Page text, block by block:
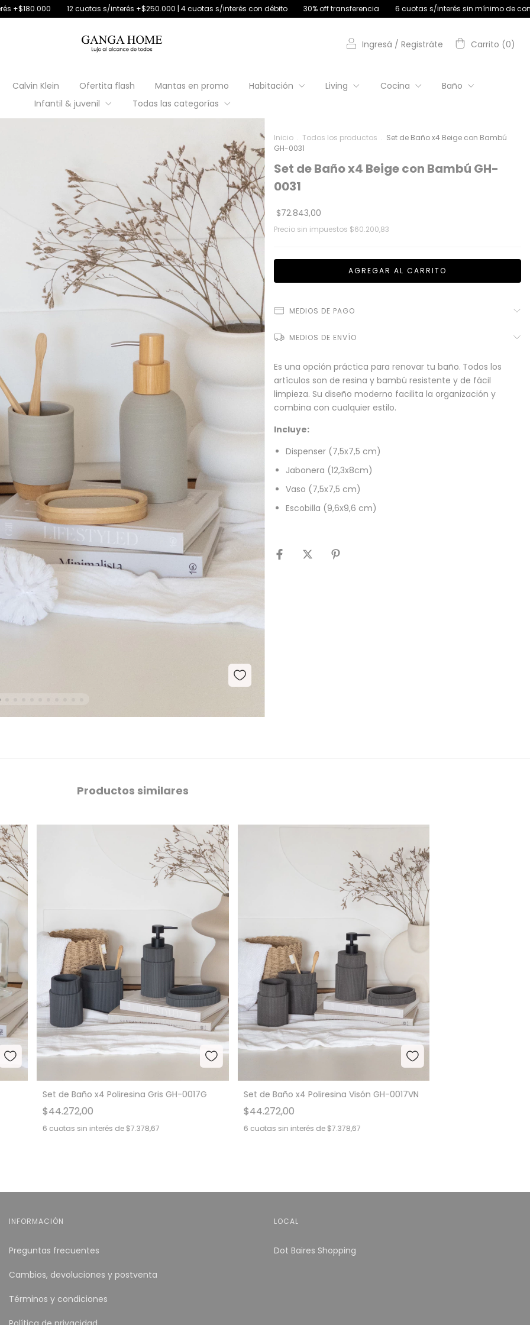
cuotas s/interés +$250.000 | 4 cuotas s/interés con débito 30% off transferencia 6 cuotas s/interés sin mínimo de compra | 9 cuotas s/
Ingresá / Registráte Carrito (0)
Calvin Klein Ofertita flash Mantas en promo Habitación Living Cocina
Baño
Infantil & juvenil
Todas las categorías
Inicio . Todos los productos . Set de Baño x4 Beige con Bambú
GH-0031
Set de Baño x4 Beige con Bambú GH-
0031
$72.843,00
Precio sin impuestos $60.200,83
MEDIOS DE PAGO
MEDIOS DE ENVÍO
Es una opción práctica para renovar tu baño. Todos los
artículos son de resina y bambú resistente y de fácil
limpieza. Su diseño moderno facilita la organización y
combina con cualquier estilo.
Incluye:
Dispenser (7,5x7,5 cm)
Jabonera (12,3x8cm)
Vaso (7,5x7,5 cm)
Escobilla (9,6x9,6 cm)
Productos similares
Set de Baño x4 Poliresina Gris GH-0017G
$44.272,00
6 cuotas sin interés de$7.378,67
Set de Baño x4 Poliresina Visón GH-0017VN
$44.272,00
6 cuotas sin interés de$7.378,67
INFORMACIÓN
Preguntas frecuentes
Cambios, devoluciones y postventa
Términos y condiciones
LOCAL
Dot Baires Shopping